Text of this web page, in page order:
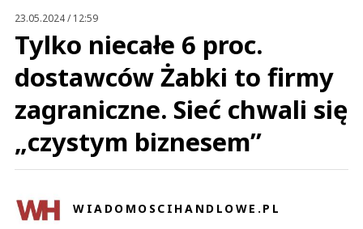
23.05.2024 / 12:59
Tylko niecałe 6 proc.
dostawców Żabki to firmy
zagraniczne. Sieć chwali się
„czystym biznesem”
WIADOMOSCIHANDLOWE.PL